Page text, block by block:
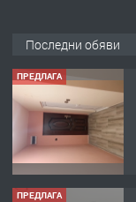
Последни обяви
ПРЕДЛАГА
ПРЕДЛАГА